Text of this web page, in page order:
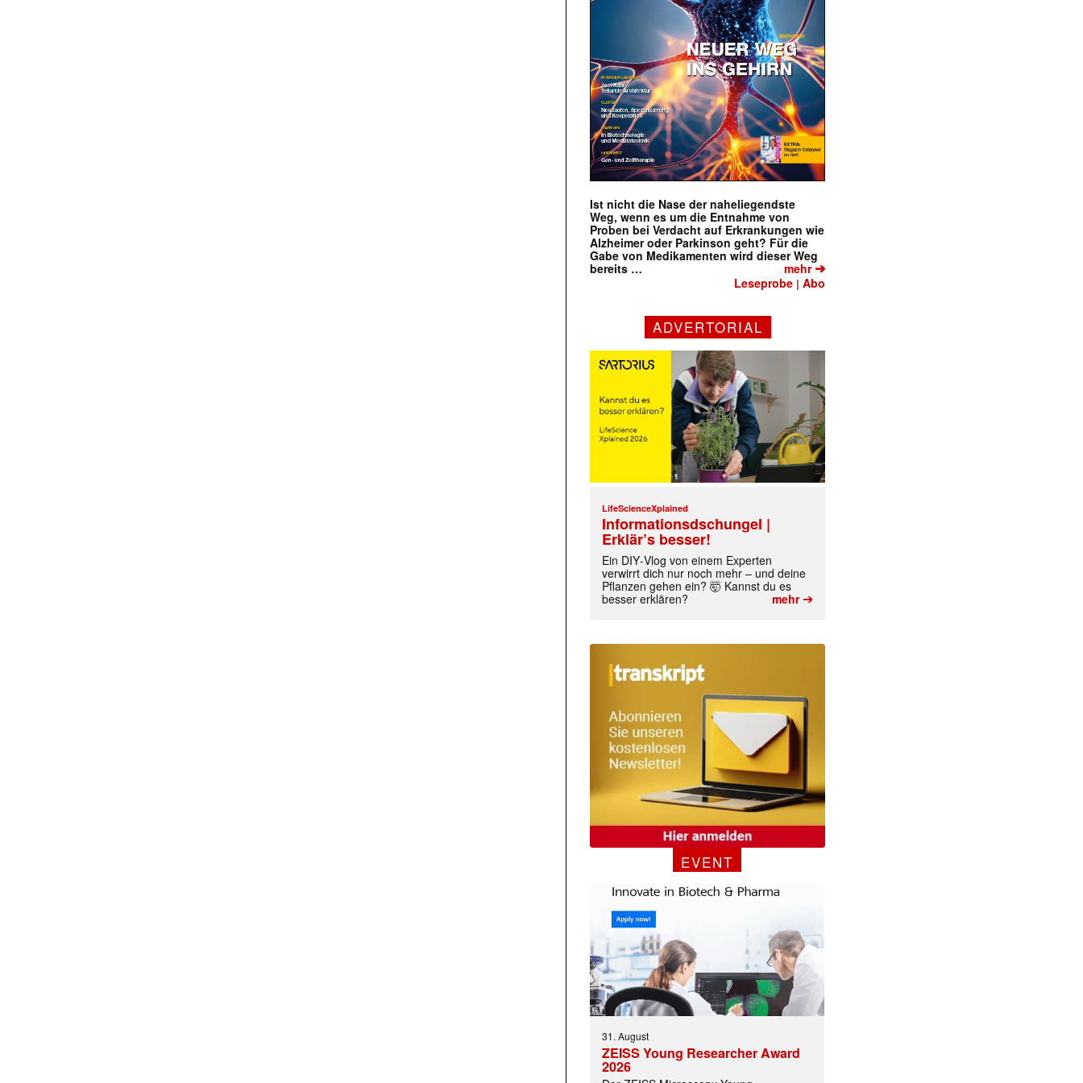
Ist nicht die Nase der naheliegendste
Weg, wenn es um die Entnahme von
Proben bei Verdacht auf Erkrankungen wie
Alzheimer oder Parkinson geht? Für die
Gabe von Medikamenten wird dieser Weg
bereits …
mehr➔
Leseprobe |Abo
ADVERTORIAL
LifeScienceXplained
Informationsdschungel |
Erklär’s besser!
Ein DIY‑Vlog von einem Experten
verwirrt dich nur noch mehr – und deine
Pflanzen gehen ein? 🤯 Kannst du es
besser erklären?
mehr➔
EVENT
31. August
ZEISS Young Researcher Award
2026